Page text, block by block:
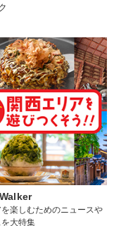
楽しむためのニュースや
を大特集